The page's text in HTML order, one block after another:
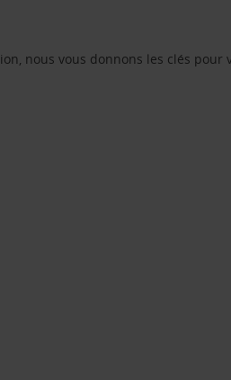
nous vous donnons les clés pour